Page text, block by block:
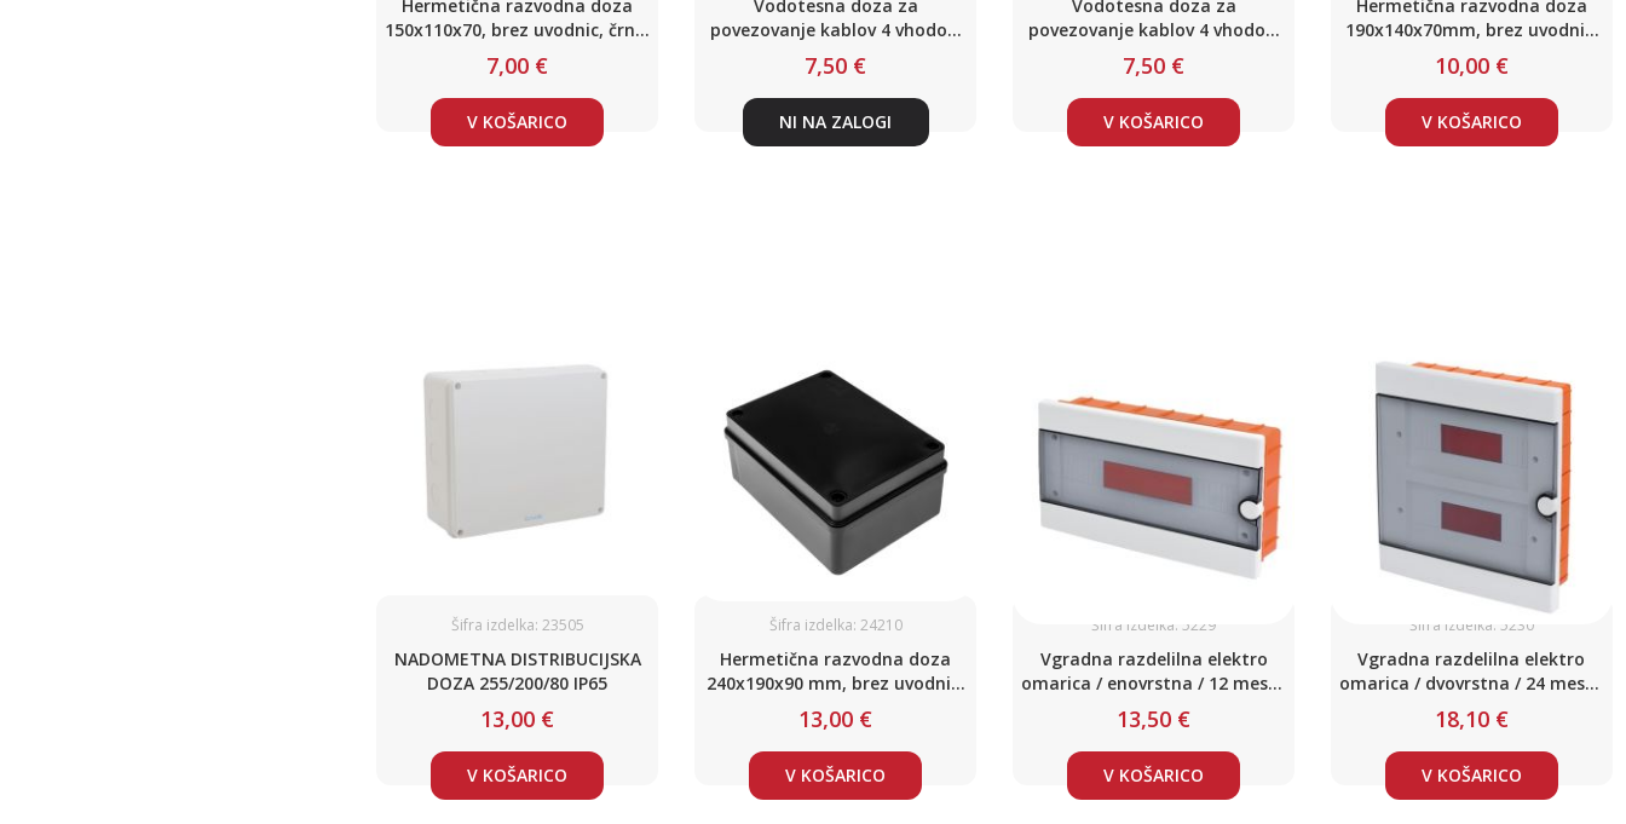
Hermetična razvodna doza
150x110x70, brez uvodnic, črna,
UV odporna, IP65
7,00 €
V KOŠARICO
Vodotesna doza za
povezovanje kablov 4 vhodov,
122 x 122mm, siva
7,50 €
NI NA ZALOGI
Vodotesna doza za
povezovanje kablov 4 vhodov,
122 x 122mm, črna
7,50 €
V KOŠARICO
Hermetična razvodna doza
190x140x70mm, brez uvodnic,
črna, UV odporna, IP65
10,00 €
V KOŠARICO
Šifra izdelka: 23505
NADOMETNA DISTRIBUCIJSKA
DOZA 255/200/80 IP65
13,00 €
V KOŠARICO
Šifra izdelka: 24210
Hermetična razvodna doza
240x190x90 mm, brez uvodnic,
črna, UV odporna, IP65
13,00 €
V KOŠARICO
Šifra izdelka: 5229
Vgradna razdelilna elektro
omarica / enovrstna / 12 mest /
IP40
13,50 €
V KOŠARICO
Šifra izdelka: 5230
Vgradna razdelilna elektro
omarica / dvovrstna / 24 mest /
IP40
18,10 €
V KOŠARICO